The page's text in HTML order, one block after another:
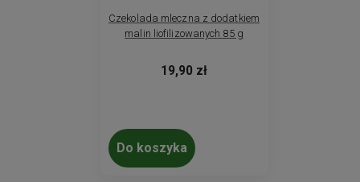
Czekolada mleczna z dodatkiem
malin liofilizowanych 85 g
19,90 zł
Do koszyka